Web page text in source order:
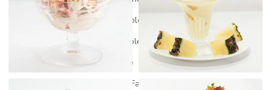
Fabrica de picole perto de mim
Fabrica de picole para revenda
Fabrica de picole e sorvete
Fabrica de picole venda
Fabrica de sorvete gelato